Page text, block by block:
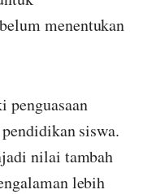
menentukan
penguasaan
siswa.
nilai tambah
lebih